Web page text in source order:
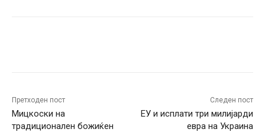
Претходен пост
Мицкоски на
традиционален божиќен
Следен пост
ЕУ и исплати три милијарди
евра на Украина